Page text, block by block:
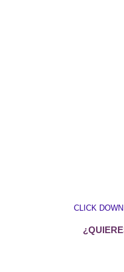
CLICK